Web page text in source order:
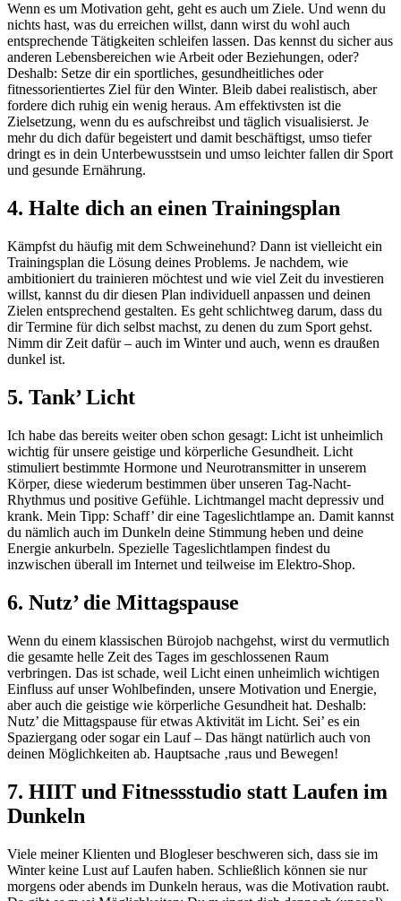
Wenn es um Motivation geht, geht es auch um Ziele. Und wenn du
nichts hast, was du erreichen willst, dann wirst du wohl auch
entsprechende Tätigkeiten schleifen lassen. Das kennst du sicher aus
anderen Lebensbereichen wie Arbeit oder Beziehungen, oder?
Deshalb: Setze dir ein sportliches, gesundheitliches oder
fitnessorientiertes Ziel für den Winter. Bleib dabei realistisch, aber
fordere dich ruhig ein wenig heraus. Am effektivsten ist die
Zielsetzung, wenn du es aufschreibst und täglich visualisierst. Je
mehr du dich dafür begeistert und damit beschäftigst, umso tiefer
dringt es in dein Unterbewusstsein und umso leichter fallen dir Sport
und gesunde Ernährung.
4. Halte dich an einen Trainingsplan
Kämpfst du häufig mit dem Schweinehund? Dann ist vielleicht ein
Trainingsplan die Lösung deines Problems. Je nachdem, wie
ambitioniert du trainieren möchtest und wie viel Zeit du investieren
willst, kannst du dir diesen Plan individuell anpassen und deinen
Zielen entsprechend gestalten. Es geht schlichtweg darum, dass du
dir Termine für dich selbst machst, zu denen du zum Sport gehst.
Nimm dir Zeit dafür – auch im Winter und auch, wenn es draußen
dunkel ist.
5. Tank’ Licht
Ich habe das bereits weiter oben schon gesagt: Licht ist unheimlich
wichtig für unsere geistige und körperliche Gesundheit. Licht
stimuliert bestimmte Hormone und Neurotransmitter in unserem
Körper, diese wiederum bestimmen über unseren Tag-Nacht-
Rhythmus und positive Gefühle. Lichtmangel macht depressiv und
krank. Mein Tipp: Schaff’ dir eine Tageslichtlampe an. Damit kannst
du nämlich auch im Dunkeln deine Stimmung heben und deine
Energie ankurbeln. Spezielle Tageslichtlampen findest du
inzwischen überall im Internet und teilweise im Elektro-Shop.
6. Nutz’ die Mittagspause
Wenn du einem klassischen Bürojob nachgehst, wirst du vermutlich
die gesamte helle Zeit des Tages im geschlossenen Raum
verbringen. Das ist schade, weil Licht einen unheimlich wichtigen
Einfluss auf unser Wohlbefinden, unsere Motivation und Energie,
aber auch die geistige wie körperliche Gesundheit hat. Deshalb:
Nutz’ die Mittagspause für etwas Aktivität im Licht. Sei’ es ein
Spaziergang oder sogar ein Lauf – Das hängt natürlich auch von
deinen Möglichkeiten ab. Hauptsache ‚raus und Bewegen!
7. HIIT und Fitnessstudio statt Laufen im
Dunkeln
Viele meiner Klienten und Blogleser beschweren sich, dass sie im
Winter keine Lust auf Laufen haben. Schließlich können sie nur
morgens oder abends im Dunkeln heraus, was die Motivation raubt.